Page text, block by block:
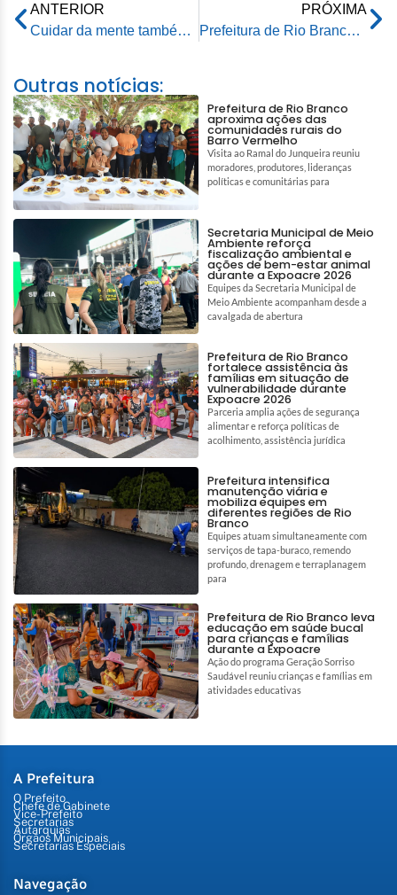
ANTERIOR
Cuidar da mente também é prioridade: CAPS III Samaúma amplia caminhos para a saúde mental em Rio Branco
PRÓXIMA
Prefeitura de Rio Branco anuncia calendário de pagamento e regras de isenção do IPTU 2026
Outras notícias:
Prefeitura de Rio Branco
aproxima ações das
comunidades rurais do
Barro Vermelho
Visita ao Ramal do Junqueira reuniu
moradores, produtores, lideranças
políticas e comunitárias para
Secretaria Municipal de Meio
Ambiente reforça
fiscalização ambiental e
ações de bem-estar animal
durante a Expoacre 2026
Equipes da Secretaria Municipal de
Meio Ambiente acompanham desde a
cavalgada de abertura
Prefeitura de Rio Branco
fortalece assistência às
famílias em situação de
vulnerabilidade durante
Expoacre 2026
Parceria amplia ações de segurança
alimentar e reforça políticas de
acolhimento, assistência jurídica
Prefeitura intensifica
manutenção viária e
mobiliza equipes em
diferentes regiões de Rio
Branco
Equipes atuam simultaneamente com
serviços de tapa-buraco, remendo
profundo, drenagem e terraplanagem
para
Prefeitura de Rio Branco leva
educação em saúde bucal
para crianças e famílias
durante a Expoacre
Ação do programa Geração Sorriso
Saudável reuniu crianças e famílias em
atividades educativas
A Prefeitura
O Prefeito
Chefe de Gabinete
Vice-Prefeito
Secretarias
Autarquias
Órgãos Municipais
Secretarias Especiais
Navegação